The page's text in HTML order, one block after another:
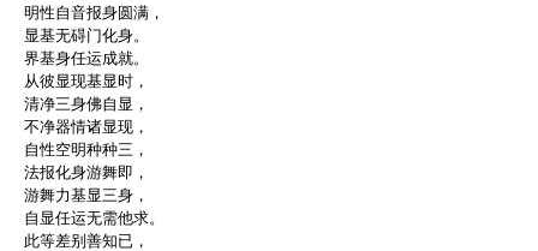
明性自音报身圆满，
显基无碍门化身。
界基身任运成就。
从彼显现基显时，
清净三身佛自显，
不净器情诸显现，
自性空明种种三，
法报化身游舞即，
游舞力基显三身，
自显任运无需他求。
此等差别善知已，